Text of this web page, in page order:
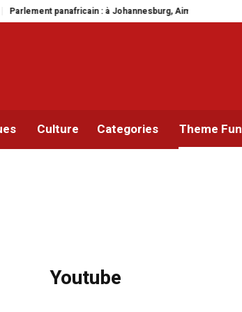
: à Johannesburg, Aimé Boji Sangara multiplie
Culture Categories Theme
Youtube